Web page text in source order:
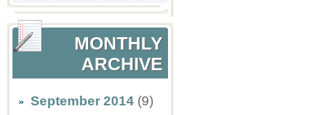
MONTHLY
ARCHIVE
September 2014 (9)